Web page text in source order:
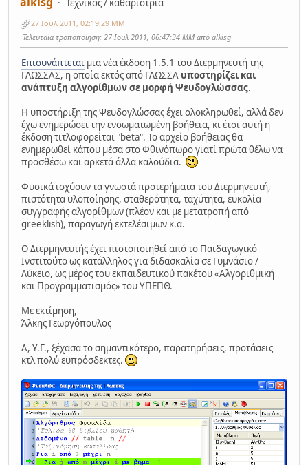
27 Ιουλ 2011, 02:19:29 ΜΜ
Τελευταία τροποποίηση: 27 Ιουλ 2011, 06:47:34 ΜΜ από alkisg
Επισυνάπτεται μια νέα έκδοση 1.5.1 του Διερμηνευτή της
ΓΛΩΣΣΑΣ, η οποία εκτός από ΓΛΩΣΣΑ υποστηρίζει και
ανάπτυξη αλγορίθμων σε μορφή Ψευδογλώσσας.
Η υποστήριξη της Ψευδογλώσσας έχει ολοκληρωθεί, αλλά δεν
έχω ενημερώσει την ενσωματωμένη βοήθεια, κι έτσι αυτή η
έκδοση τιτλοφορείται "beta". Το αρχείο βοήθειας θα
ενημερωθεί κάπου μέσα στο Φθινόπωρο γιατί πρώτα θέλω να
προσθέσω και αρκετά άλλα καλούδια.
Φυσικά ισχύουν τα γνωστά προτερήματα του Διερμηνευτή,
πιστότητα υλοποίησης, σταθερότητα, ταχύτητα, ευκολία
συγγραφής αλγορίθμων (πλέον και με μετατροπή από
greeklish), παραγωγή εκτελέσιμων κ.α.
Ο Διερμηνευτής έχει πιστοποιηθεί από το Παιδαγωγικό
Ινστιτούτο ως κατάλληλος για διδασκαλία σε Γυμνάσιο /
Λύκειο, ως μέρος του εκπαιδευτικού πακέτου «Αλγοριθμική
και Προγραμματισμός» του ΥΠΕΠΘ.
Με εκτίμηση,
Άλκης Γεωργόπουλος
Α, Υ.Γ., ξέχασα το σημαντικότερο, παρατηρήσεις, προτάσεις
κτλ πολύ ευπρόσδεκτες.